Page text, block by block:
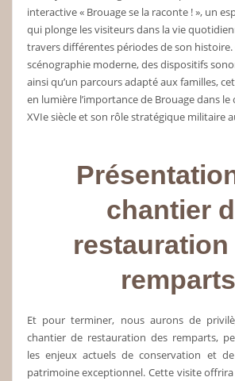
interactive « Brouage se la raconte ! », un
qui plonge les visiteurs dans la vie
travers différentes périodes de son histoire.
scénographie moderne, des dispositifs
ainsi qu’un parcours adapté aux familles,
en lumière l’importance de Brouage dans le
XVIe siècle et son rôle stratégique militaire
chantier
restauration
remparts
Et pour terminer, nous aurons de
chantier de restauration des remparts,
les enjeux actuels de conservation et
patrimoine exceptionnel. Cette visite offrira